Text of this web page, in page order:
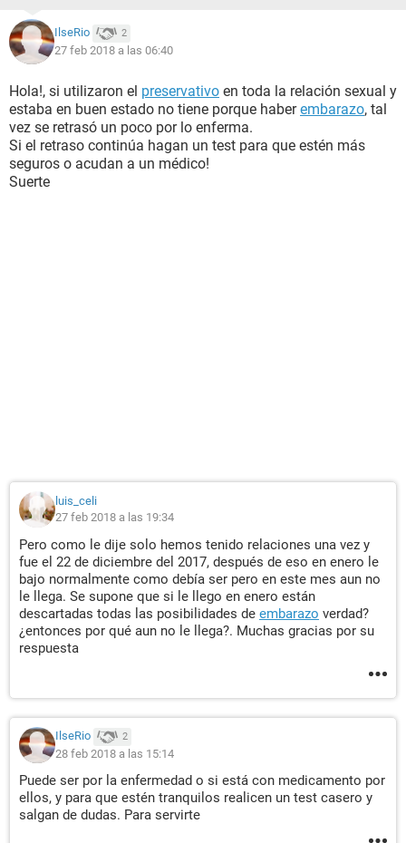
IlseRio 2
27 feb 2018 a las 06:40
Hola!, si utilizaron el preservativo en toda la relación sexual y
estaba en buen estado no tiene porque haberembarazo, tal
vez se retrasó un poco por lo enferma.
Si el retraso continúa hagan un test para que estén más
seguros o acudan a un médico!
Suerte
luis_celi
27 feb 2018 a las 19:34
Pero como le dije solo hemos tenido relaciones una vez y
fue el 22 de diciembre del 2017, después de eso en enero le
bajo normalmente como debía ser pero en este mes aun no
le llega. Se supone que si le llego en enero están
descartadas todas las posibilidades de embarazo verdad?
¿entonces por qué aun no le llega?. Muchas gracias por su
respuesta
IlseRio 2
28 feb 2018 a las 15:14
Puede ser por la enfermedad o si está con medicamento por
ellos, y para que estén tranquilos realicen un test casero y
salgan de dudas. Para servirte